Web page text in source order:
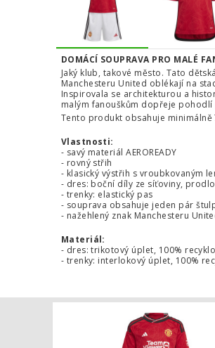
DOMÁCÍ SOUPRAVA PRO MALÉ
Jaký klub, takové město. Tato
Manchesteru United oblékají na
Inspirovala se architekturou a
malým fanouškům dopřeje
Tento produkt obsahuje
Vlastnosti:
- savý materiál AEROREADY
- rovný střih
- klasický výstřih s vroubkovaným
- dres: boční díly ze síťoviny,
- trenky: elastický pas
- souprava obsahuje jeden pár
- nažehlený znak Manchesteru
Materiál:
- dres: trikotový úplet, 100%
- trenky: interlokový úplet, 100%